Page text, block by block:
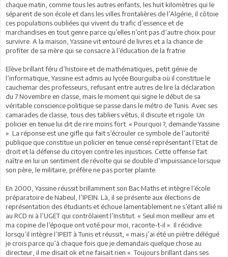
chaque matin, comme tous les autres enfants, les huit kilomètres qui le
séparent de son école et dans les villes frontalières de l’Algérie, il côtoie
ces populations oubliées qui vivent du trafic d’essence et de
marchandises en tout genre parce qu’elles n’ont pas d’autre choix pour
survivre. A la maison, Yassine vit entouré de livres et a la chance de
profiter de sa mère qui se consacre à l’éducation de la fratrie.
Elève brillant féru d’histoire et de mathématiques, petit génie de
l’informatique, Yassine est admis au lycée Bourguiba où il constitue le
cauchemar des professeurs, refusant entre autres de lire la déclaration
du 7 Novembre en classe, mais le moment qui signe le début de sa
véritable conscience politique se passe dans le métro de Tunis. Avec ses
camarades de classe, tous des tabliers vêtus, il discute et rigole. Un
policier en tenue lui dit de rire moins fort. « Pourquoi ?, demande Yassine
». La réponse est une gifle qui fait s’écrouler ce symbole de l’autorité
publique que constitue un policier en tenue censé représentant l’Etat de
droit et la défense du citoyen contre les injustices. Cette offense fait
naître en lui un sentiment de révolte qui se double d’impuissance lorsque
son père, le militaire, préfère ne pas porter plainte.
En 2000, Yassine réussit brillamment son Bac Maths et intègre l’école
préparatoire de Nabeul, l’IPEIN. Là, il se présente aux élections de
représentation des étudiants et échoue lamentablement ne s’étant allié ni
au RCD ni à l’UGET qui contrôlaient l’Institut. « Seul mon meilleur ami et
ma copine de l’époque ont voté pour moi, raconte-t-il ». Il récidive
lorsqu’il intègre l’IPEIT à Tunis et réussit, « mais j’ai été un piètre délégué
je crois parce qu’à chaque fois que je demandais quelque chose au
directeur, il me disait ok et ne faisait rien ». Toujours brillant dans ses